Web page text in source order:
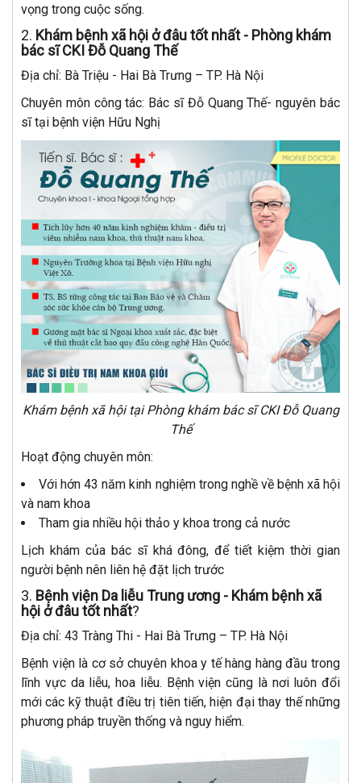
vọng trong cuộc sống.
2. Khám bệnh xã hội ở đâu tốt nhất - Phòng khám
bác sĩ CKI Đỗ Quang Thế
Địa chỉ: Bà Triệu - Hai Bà Trưng – TP. Hà Nội
Chuyên môn công tác: Bác sĩ Đỗ Quang Thế- nguyên bác
sĩ tại bệnh viện Hữu Nghị
Khám bệnh xã hội tại Phòng khám bác sĩ CKI Đỗ Quang
Thế
Hoạt động chuyên môn:
Với hớn 43 năm kinh nghiệm trong nghề về bệnh xã hội
và nam khoa
Tham gia nhiều hội thảo y khoa trong cả nước
Lịch khám của bác sĩ khá đông, để tiết kiệm thời gian
người bệnh nên liên hệ đặt lịch trước
3. Bệnh viện Da liễu Trung ương - Khám bệnh xã
hội ở đâu tốt nhất?
Địa chỉ: 43 Tràng Thi - Hai Bà Trưng – TP. Hà Nội
Bệnh viện là cơ sở chuyên khoa y tế hàng hàng đầu trong
lĩnh vực da liễu, hoa liễu. Bệnh viện cũng là nơi luôn đổi
mới các kỹ thuật điều trị tiên tiến, hiện đại thay thế những
phương pháp truyền thống và nguy hiểm.